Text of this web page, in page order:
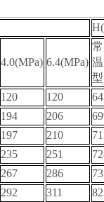
4.0(MPa) 6.4(MPa)
常
温
型
120 120
194 206
197 210
235 251
267 286
292 311